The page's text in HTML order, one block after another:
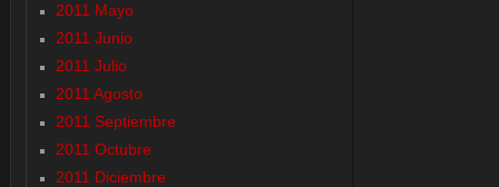
2011 Mayo
2011 Junio
2011 Julio
2011 Agosto
2011 Septiembre
2011 Octubre
2011 Diciembre